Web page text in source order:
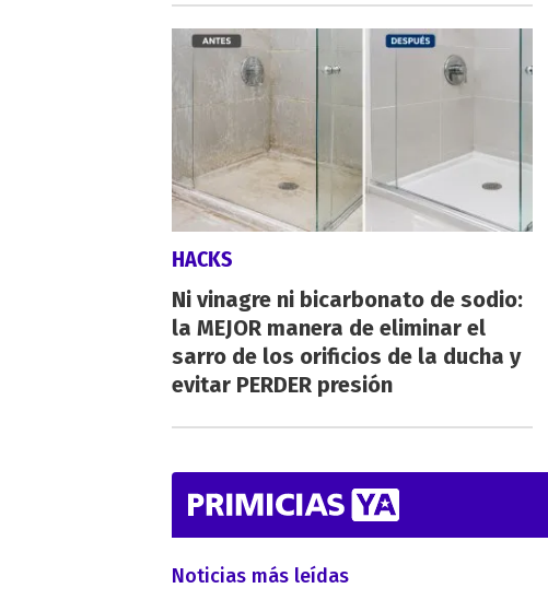
HACKS
Ni vinagre ni bicarbonato de sodio:
la MEJOR manera de eliminar el
sarro de los orificios de la ducha y
evitar PERDER presión
Noticias más leídas